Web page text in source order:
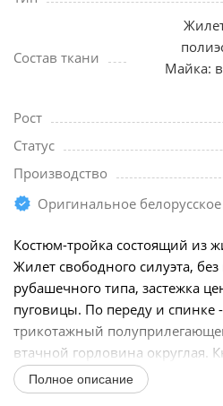
Состав ткани
Майка:
Рост
Статус
Производство
Оригинальное белорусское
Костюм-тройка состоящий из
Жилет свободного силуэта,
рубашечного типа, застежка
пуговицы. По переду и спинке
трикотажный
втачной горловина округлая.
Полное описание